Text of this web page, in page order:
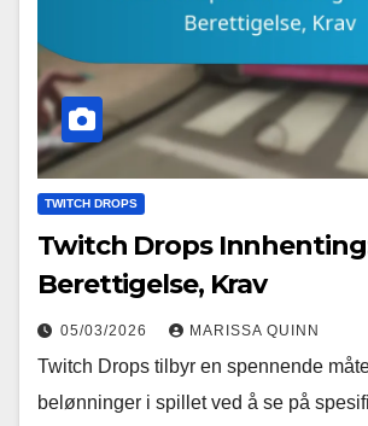
TWITCH DROPS
Twitch Drops
Berettigelse, Krav
05/03/2026 MARISSA QUINN
Twitch Drops tilbyr en spennende
belønninger i spillet ved å se på